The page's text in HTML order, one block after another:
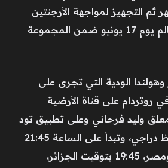
ثم التجهيز لمواجهة الأرجنتين
الأولى في كأس العالم يوم 17 يونيو ضمن المجموعة
وهولندا الودية التي تجرى على
على قناة الأرضية
وليد فرحاني وعلى تطبيق تود
بصوت المعلق حفيظ دراجي، وتبدأ على الساعة 21:45
بتوقيت السعودية ومصر، 19:45 بتوقيت الجزائر،